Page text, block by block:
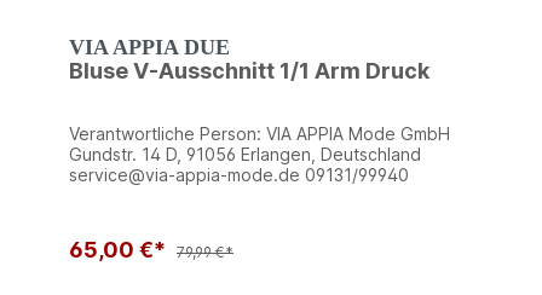
VIA APPIA DUE
Bluse V-Ausschnitt 1/1 Arm Druck
Verantwortliche Person: VIA APPIA Mode GmbH
Gundstr. 14 D, 91056 Erlangen, Deutschland
service@via-appia-mode.de 09131/99940
65,00 €* 79,99 €*